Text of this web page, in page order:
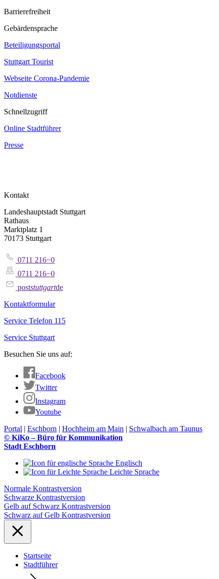
Barrierefreiheit
Gebärdensprache
Beteiligungsportal
Stuttgart Tourist
Webseite Corona‐Pandemie
Notdienste
Schnellzugriff
Online Stadtführer
Presse
Kontakt
Landeshauptstadt Stuttgart
Rathaus
Marktplatz 1
70173 Stuttgart
0711 216−0
0711 216−0
poststuttgartde
Kontaktformular
Service Telefon 115
Service Stuttgart
Besuchen Sie uns auf:
Facebook
Twitter
Instagram
Youtube
Portal | Eschborn | Hochheim am Main | Schwalbach am Taunus
© KiKo – Büro für Kommunikation
Stadt Eschborn
Englisch
Leichte Sprache
Normale Kontrastversion
Schwarze Kontrastversion
Gelb auf Schwarz Kontrastversion
Schwarz auf Gelb Kontrastversion
Startseite
Stadtführer